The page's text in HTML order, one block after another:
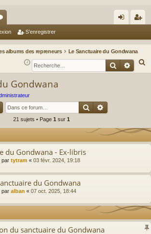
ne
xi
nr
eg
S’enregistrer
albums des repreneurs
Le Sanctuaire du Gondwana
e
Gondwana
Rechercher
21 sujets • Page 1 sur 1
du Gondwana - Ex-libris
par tytram « 03 févr. 2024, 19:18
du Gondwana
par alban « 07 oct. 2025, 18:44
du sanctuaire du Gondwana